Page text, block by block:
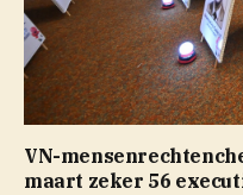
VN-
maart zeker 56